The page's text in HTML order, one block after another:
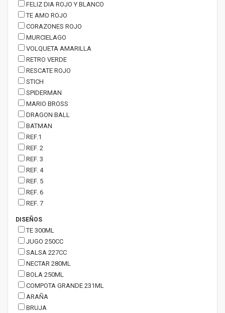
FELIZ DIA ROJO Y BLANCO
TE AMO ROJO
CORAZONES ROJO
MURCIELAGO
VOLQUETA AMARILLA
RETRO VERDE
RESCATE ROJO
STICH
SPIDERMAN
MARIO BROSS
DRAGON BALL
BATMAN
REF.1
REF. 2
REF. 3
REF. 4
REF. 5
REF. 6
REF. 7
DISEÑOS
TE 300ML
JUGO 250CC
SALSA 227CC
NECTAR 280ML
BOLA 250ML
COMPOTA GRANDE 231ML
ARAÑA
BRUJA